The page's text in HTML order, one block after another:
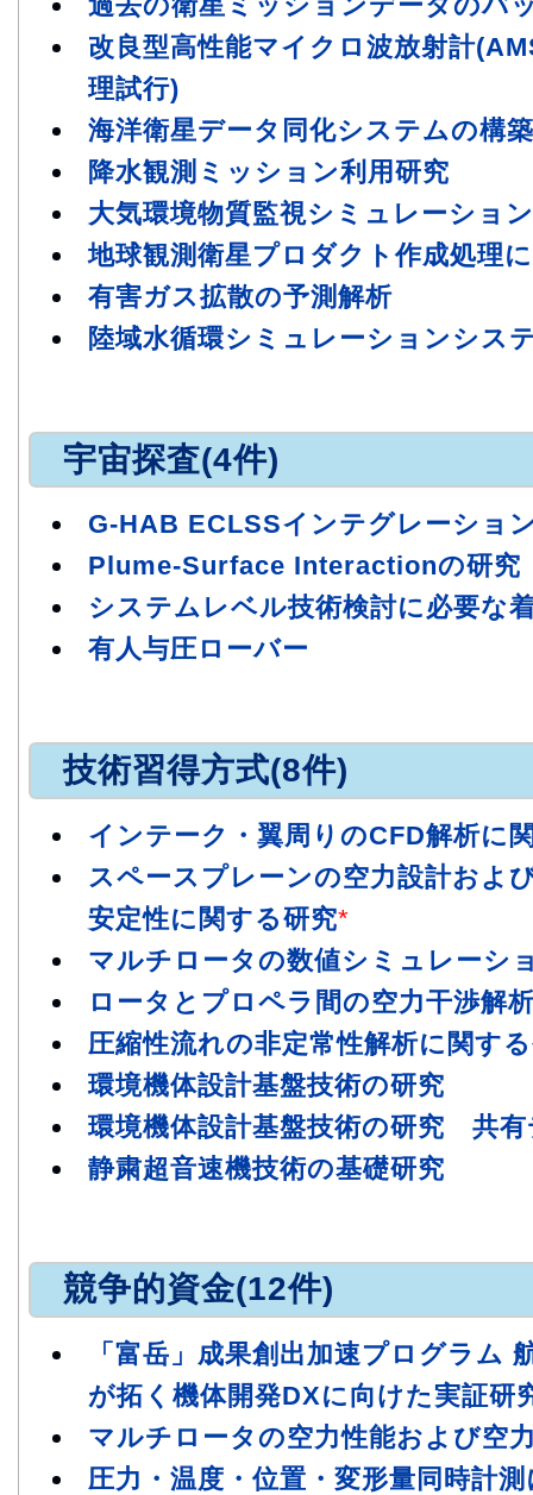
改良型高性能マイクロ波放射計
理試行)
海洋衛星データ同化システムの構
降水観測ミッション利用研究
大気環境物質監視シミュレーション
地球観測衛星プロダクト作成処理
有害ガス拡散の予測解析
陸域水循環シミュレーションシス
宇宙探査(4件)
G-HAB ECLSSインテグレーショ
Plume-Surface Interactionの研究
システムレベル技術検討に必要な
有人与圧ローバー
技術習得方式(8件)
インテーク・翼周りのCFD解析に
スペースプレーンの空力設計およ
安定性に関する研究*
マルチロータの数値シミュレーシ
ロータとプロペラ間の空力干渉解
圧縮性流れの非定常性解析に関す
環境機体設計基盤技術の研究
環境機体設計基盤技術の研究 共
静粛超音速機技術の基礎研究
競争的資金(12件)
「富岳」成果創出加速プログラム
が拓く機体開発DXに向けた実証研
マルチロータの空力性能および空
圧力・温度・位置・変形量同時計